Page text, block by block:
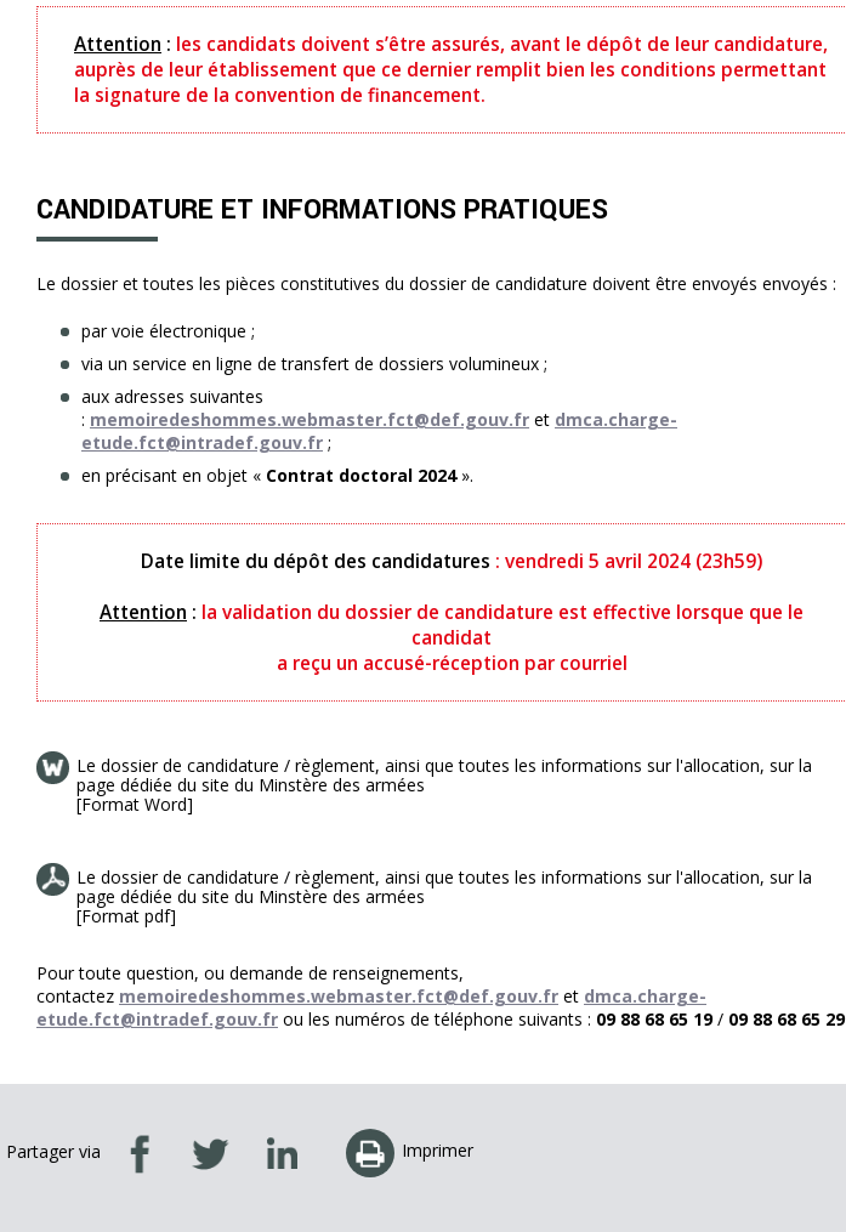
Attention : les candidats doivent s’être assurés, avant le dépôt de leur candidature,
auprès de leur établissement que ce dernier remplit bien les conditions permettant
la signature de la convention de financement.
CANDIDATURE ET INFORMATIONS PRATIQUES
Le dossier et toutes les pièces constitutives du dossier de candidature doivent être envoyés envoyés :
par voie électronique ;
via un service en ligne de transfert de dossiers volumineux ;
aux adresses suivantes
: memoiredeshommes.webmaster.fct@def.gouv.fr et dmca.charge-
etude.fct@intradef.gouv.fr ;
en précisant en objet « Contrat doctoral 2024 ».
Date limite du dépôt des candidatures : vendredi 5 avril 2024 (23h59)
Attention : la validation du dossier de candidature est effective lorsque que le
candidat
a reçu un accusé-réception par courriel
Le dossier de candidature / règlement, ainsi que toutes les informations sur l'allocation, sur la
page dédiée du site du Minstère des armées
[Format Word]
Le dossier de candidature / règlement, ainsi que toutes les informations sur l'allocation, sur la
page dédiée du site du Minstère des armées
[Format pdf]
Pour toute question, ou demande de renseignements,
contactez memoiredeshommes.webmaster.fct@def.gouv.fr et dmca.charge-
etude.fct@intradef.gouv.fr ou les numéros de téléphone suivants : 09 88 68 65 19/ 09 88 68 65 29
Partager via Imprimer